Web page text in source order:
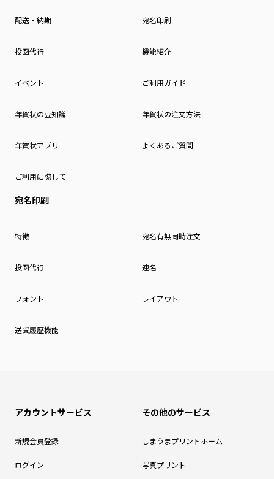
配送・納期 宛名印刷
投函代行 機能紹介
イベント ご利用ガイド
年賀状の豆知識 年賀状の注文方法
年賀状アプリ よくあるご質問
ご利用に際して
宛名印刷
特徴 宛名有無同時注文
投函代行 連名
フォント レイアウト
送受履歴機能
アカウントサービス
新規会員登録
ログイン
その他のサービス
しまうまプリントホーム
写真プリント